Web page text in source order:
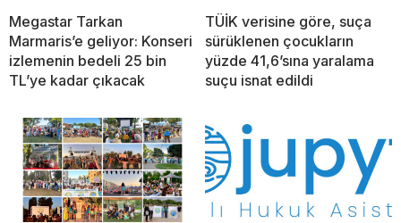
Megastar Tarkan
Marmaris’e geliyor: Konseri
izlemenin bedeli 25 bin
TL’ye kadar çıkacak
TÜİK verisine göre, suça
sürüklenen çocukların
yüzde 41,6’sına yaralama
suçu isnat edildi